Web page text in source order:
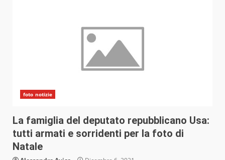
foto notizie
La famiglia del deputato repubblicano Usa:
tutti armati e sorridenti per la foto di
Natale